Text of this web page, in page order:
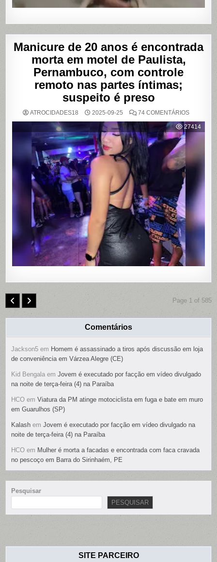
Manicure de 20 anos é encontrada
morta em motel de Paulista,
Pernambuco, com controle
remoto nas partes íntimas;
suspeito é preso
ATROCIDADES18 2025-09-25 74 COMENTÁRIOSEM
DE
20
ANOS
EM
MOTEL
COM
REMOTO
PARTES
É
27414
Page 1 of 585
Comentários
Jackson5 em Homem é assassinado a tiros após discussão em loja
de conveniência em Várzea Alegre (CE)
Kid Bengala emJovem é executado por facção em vídeo divulgado
na noite de terça-feira (4) na Paraíba
HCO emViatura da PM atinge motociclista em fuga e bate em muro
em Guarulhos (SP)
Kalash emJovem é executado por facção em vídeo divulgado na
noite de terça-feira (4) na Paraíba
HCO em Mulher é morta a facadas e encontrada com faca cravada
no pescoço em Barra do Sirinhaém, PE
Pesquisar
PESQUISAR
SITE PARCEIRO